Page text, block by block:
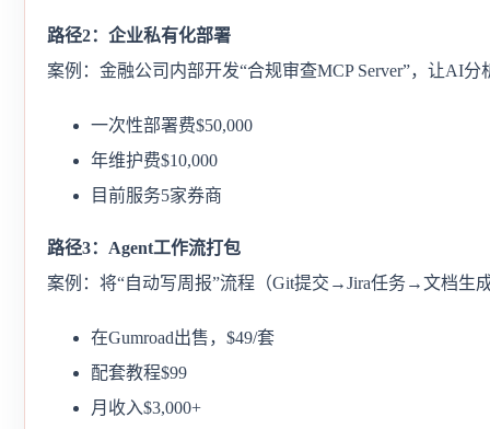
路径2：企业私有化部署
案例：金融公司内部开发“合规审查MCP Server”，让AI分
一次性部署费$50,000
年维护费$10,000
目前服务5家券商
路径3：Agent工作流打包
案例：将“自动写周报”流程（Git提交→Jira任务→文档生
在Gumroad出售，$49/套
配套教程$99
月收入$3,000+